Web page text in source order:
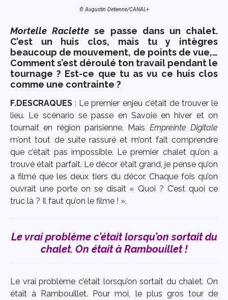
© Augustin Detienne/CANAL+
Mortelle Raclette se passe dans un chalet.
C’est un huis clos, mais tu y intègres
beaucoup de mouvement, de points de vue,…
Comment s’est déroulé ton travail pendant le
tournage ? Est-ce que tu as vu ce huis clos
comme une contrainte ?
F.DESCRAQUES : Le premier enjeu c’était de trouver le
lieu. Le scénario se passe en Savoie en hiver et on
tournait en région parisienne. Mais Empreinte Digitale
m’ont tout de suite rassuré et m’ont fait comprendre
que c’était pas impossible. Le premier chalet qu’on a
trouvé était parfait. Le décor était grand, je pense qu’on
a filmé que les deux tiers du décor. Chaque fois qu’on
ouvrait une porte on se disait « Quoi ? C’est quoi ce
truc là ? Il faut qu’on le filme ! ».
Le vrai problème c’était lorsqu’on sortait du
chalet. On était à Rambouillet !
Le vrai problème c’était lorsqu’on sortait du chalet. On
était à Rambouillet. Pour moi, le plus gros tour de